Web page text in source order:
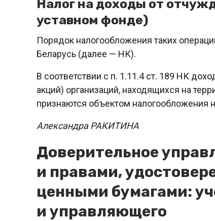
Налог на доходы от
уставном фонде)
Порядок налогообложения таких
Беларусь (далее — НК).
В соответствии с п. 1.11.4 ст. 189 НК
акций) организаций, находящихся на
признаются объектом налогообложения
Александра РАКИТИНА
Доверительное
и правами,
ценными бумагами:
и управляющего